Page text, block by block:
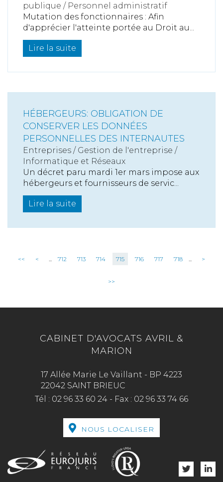
publique / Personnel administratif
Mutation des fonctionnaires : Afin
d'apprécier l'atteinte portée au Droit au...
Lire la suite
HÉBERGEURS: OBLIGATION DE
CONSERVER LES DONNÉES
PERSONNELLES DES INTERNAUTES
Entreprises / Gestion de l'entreprise /
Informatique et Réseaux
Un décret paru mardi 1er mars impose aux
hébergeurs et fournisseurs de servic...
Lire la suite
<< < 712 713 714 715 716 717 718 >
>>
CABINET D'AVOCATS AVRIL &
MARION
17 Allée Marie Le Vaillant - BP 4223
22042 SAINT BRIEUC
Tél : 02 96 33 60 24 - Fax : 02 96 33 74 66
NOUS LOCALISER